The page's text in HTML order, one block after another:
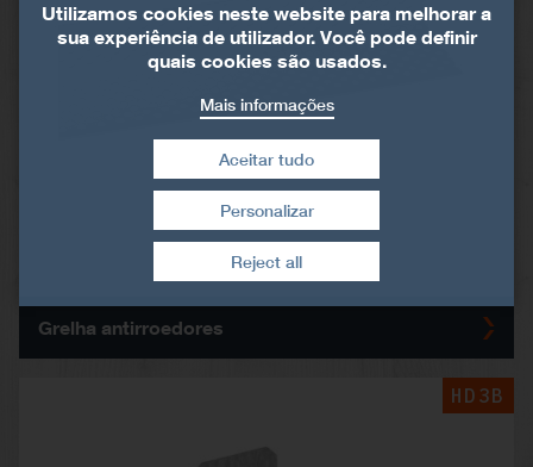
Grelha antirroedores
HD3B
Utilizamos cookies neste website para melhorar a
sua experiência de utilizador. Você pode definir
quais cookies são usados.
Mais informações
Reject all
Aceitar tudo
Retirar consentimento
Personalizar